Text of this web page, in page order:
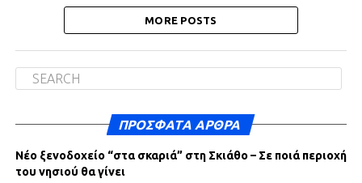
MORE POSTS
ΠΡΌΣΦΑΤΑ ΆΡΘΡΑ
Νέο ξενοδοχείο “στα σκαριά” στη Σκιάθο – Σε ποιά περιοχή
του νησιού θα γίνει